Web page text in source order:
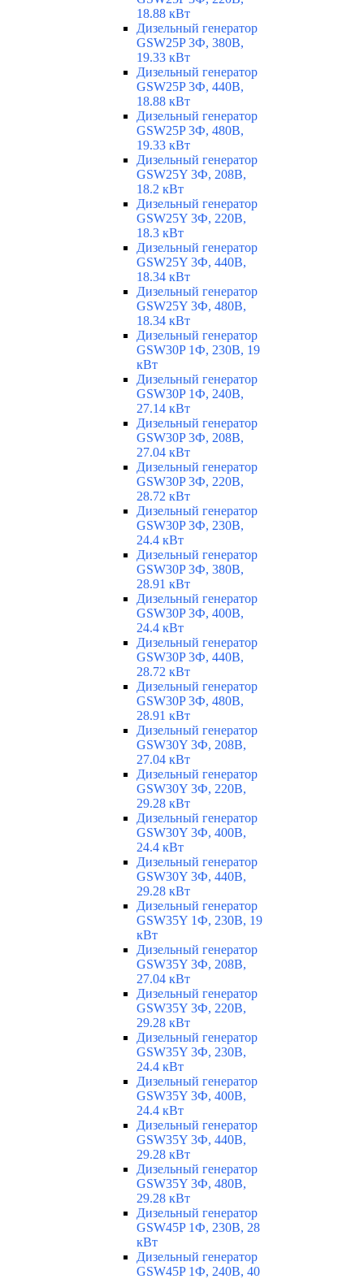
18.88 кВт
Дизельный генератор
GSW25P 3Ф, 380В,
19.33 кВт
Дизельный генератор
GSW25P 3Ф, 440В,
18.88 кВт
Дизельный генератор
GSW25P 3Ф, 480В,
19.33 кВт
Дизельный генератор
GSW25Y 3Ф, 208В,
18.2 кВт
Дизельный генератор
GSW25Y 3Ф, 220В,
18.3 кВт
Дизельный генератор
GSW25Y 3Ф, 440В,
18.34 кВт
Дизельный генератор
GSW25Y 3Ф, 480В,
18.34 кВт
Дизельный генератор
GSW30P 1Ф, 230В, 19
кВт
Дизельный генератор
GSW30P 1Ф, 240В,
27.14 кВт
Дизельный генератор
GSW30P 3Ф, 208В,
27.04 кВт
Дизельный генератор
GSW30P 3Ф, 220В,
28.72 кВт
Дизельный генератор
GSW30P 3Ф, 230В,
24.4 кВт
Дизельный генератор
GSW30P 3Ф, 380В,
28.91 кВт
Дизельный генератор
GSW30P 3Ф, 400В,
24.4 кВт
Дизельный генератор
GSW30P 3Ф, 440В,
28.72 кВт
Дизельный генератор
GSW30P 3Ф, 480В,
28.91 кВт
Дизельный генератор
GSW30Y 3Ф, 208В,
27.04 кВт
Дизельный генератор
GSW30Y 3Ф, 220В,
29.28 кВт
Дизельный генератор
GSW30Y 3Ф, 400В,
24.4 кВт
Дизельный генератор
GSW30Y 3Ф, 440В,
29.28 кВт
Дизельный генератор
GSW35Y 1Ф, 230В, 19
кВт
Дизельный генератор
GSW35Y 3Ф, 208В,
27.04 кВт
Дизельный генератор
GSW35Y 3Ф, 220В,
29.28 кВт
Дизельный генератор
GSW35Y 3Ф, 230В,
24.4 кВт
Дизельный генератор
GSW35Y 3Ф, 400В,
24.4 кВт
Дизельный генератор
GSW35Y 3Ф, 440В,
29.28 кВт
Дизельный генератор
GSW35Y 3Ф, 480В,
29.28 кВт
Дизельный генератор
GSW45P 1Ф, 230В, 28
кВт
Дизельный генератор
GSW45P 1Ф, 240В, 40